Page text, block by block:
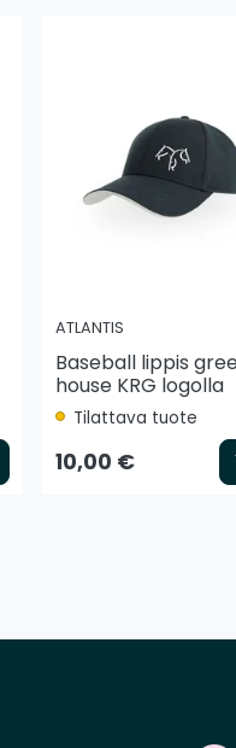
Valitse vaihtoehto
ATLANTIS
Baseball lippis
house KRG logolla
Tilattava tuote
10,00 €